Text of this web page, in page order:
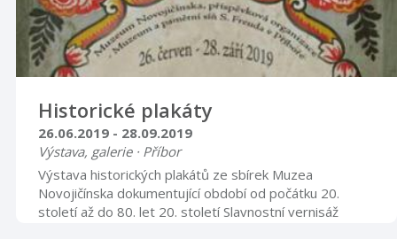
Historické plakáty
26.06.2019 - 28.09.2019
Výstava, galerie · Příbor
Výstava historických plakátů ze sbírek Muzea
Novojičínska dokumentující období od počátku 20.
století až do 80. let 20. století Slavnostní vernisáž